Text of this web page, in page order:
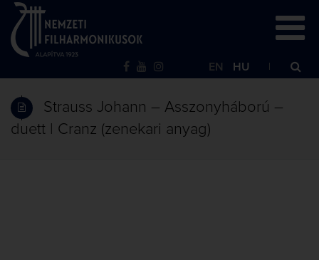
EN HU
Strauss Johann – Asszonyháború –
duett | Cranz (zenekari anyag)